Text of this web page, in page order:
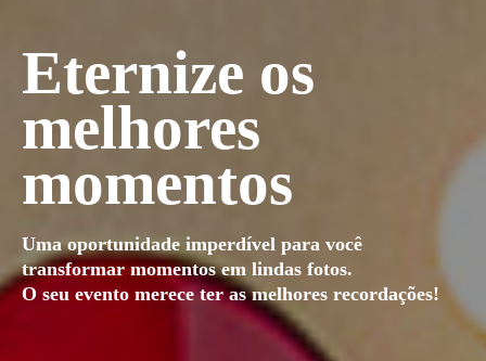
Eternize os
melhores
momentos
Uma oportunidade imperdível para você
transformar momentos em lindas fotos.
O seu evento merece ter as melhores recordações!